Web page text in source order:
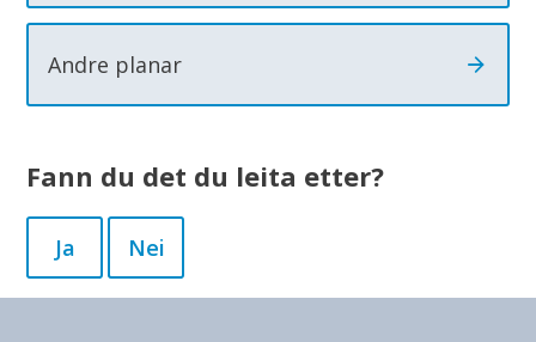
Andre planar
Fann du det du leita etter?
Ja Nei